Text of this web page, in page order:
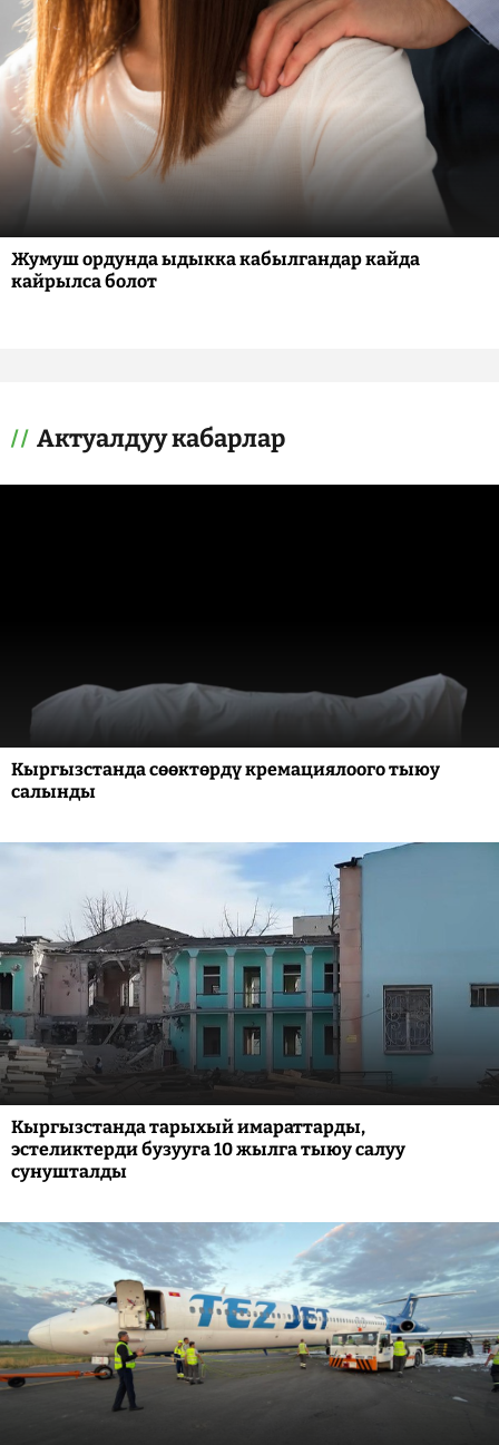
Жумуш ордунда ыдыкка кабылгандар кайда
кайрылса болот
Актуалдуу кабарлар
Кыргызстанда сөөктөрдү кремациялоого тыюу
салынды
Кыргызстанда тарыхый имараттарды,
эстеликтерди бузууга 10 жылга тыюу салуу
сунушталды